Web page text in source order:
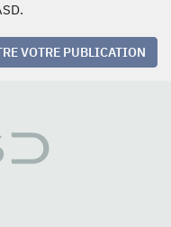
VOTRE PUBLICATION